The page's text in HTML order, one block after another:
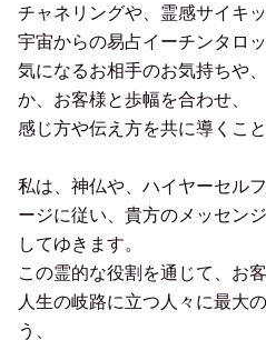
チャネリングや、霊感サイキ
宇宙からの易占イーチンタロ
気になるお相手のお気持ちや
か、お客様と歩幅を合わせ、
感じ方や伝え方を共に導くこ
私は、神仏や、ハイヤーセル
ージに従い、貴方のメッセン
してゆきます。
この霊的な役割を通じて、お
人生の岐路に立つ人々に最大
う、